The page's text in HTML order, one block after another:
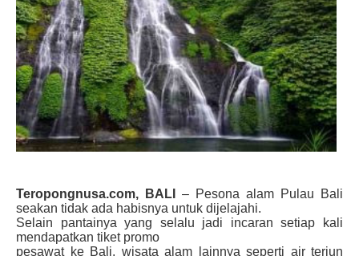
Teropongnusa.com, BALI
– Pesona alam Pulau Bali
seakan tidak ada habisnya untuk dijelajahi.
Selain pantainya yang selalu jadi incaran setiap kali
mendapatkan tiket promo
pesawat ke Bali, wisata alam lainnya seperti air terjun